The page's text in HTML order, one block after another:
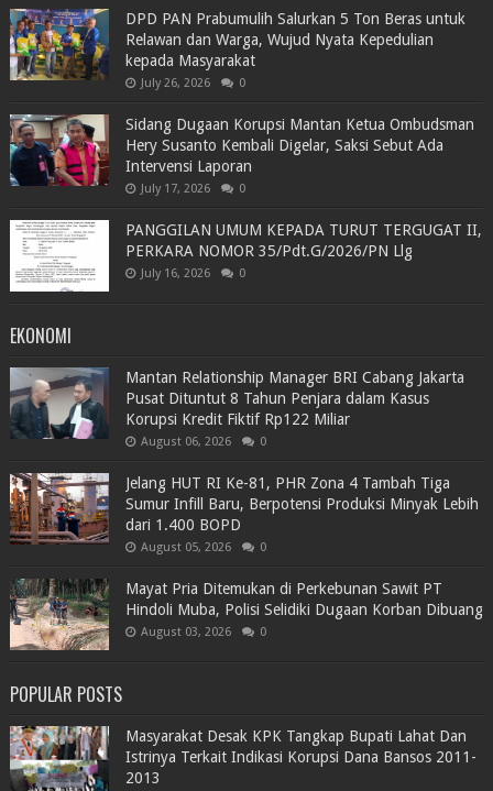
DPD PAN Prabumulih Salurkan 5 Ton Beras untuk
Relawan dan Warga, Wujud Nyata Kepedulian
kepada Masyarakat
July 26, 2026 0
Sidang Dugaan Korupsi Mantan Ketua Ombudsman
Hery Susanto Kembali Digelar, Saksi Sebut Ada
Intervensi Laporan
July 17, 2026 0
PANGGILAN UMUM KEPADA TURUT TERGUGAT II,
PERKARA NOMOR 35/Pdt.G/2026/PN Llg
July 16, 2026 0
EKONOMI
Mantan Relationship Manager BRI Cabang Jakarta
Pusat Dituntut 8 Tahun Penjara dalam Kasus
Korupsi Kredit Fiktif Rp122 Miliar
August 06, 2026 0
Jelang HUT RI Ke-81, PHR Zona 4 Tambah Tiga
Sumur Infill Baru, Berpotensi Produksi Minyak Lebih
dari 1.400 BOPD
August 05, 2026 0
Mayat Pria Ditemukan di Perkebunan Sawit PT
Hindoli Muba, Polisi Selidiki Dugaan Korban Dibuang
August 03, 2026 0
POPULAR POSTS
Masyarakat Desak KPK Tangkap Bupati Lahat Dan
Istrinya Terkait Indikasi Korupsi Dana Bansos 2011-
2013